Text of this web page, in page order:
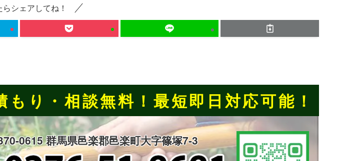
シェアしてね！
もり・相談無料！最短即日対応可能！
0615 群馬県邑楽郡邑楽町大字篠塚7-3